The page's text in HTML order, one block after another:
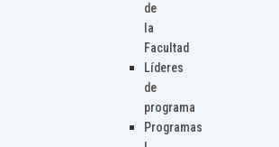
de
la
Facultad
Líderes
de
programa
Programas